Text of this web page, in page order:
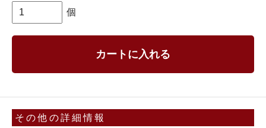
個
カートに入れる
その他の詳細情報